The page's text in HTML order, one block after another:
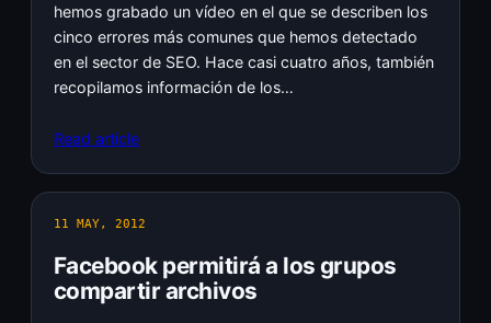
hemos grabado un vídeo en el que se describen los
cinco errores más comunes que hemos detectado
en el sector de SEO. Hace casi cuatro años, también
recopilamos información de los…
Read article
11 MAY, 2012
Facebook permitirá a los grupos
compartir archivos